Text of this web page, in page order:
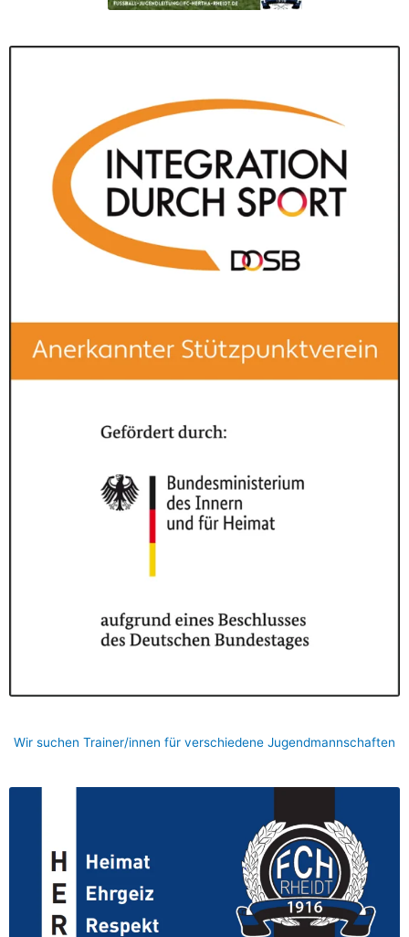
Wir suchen Trainer/innen für verschiedene Jugendmannschaften